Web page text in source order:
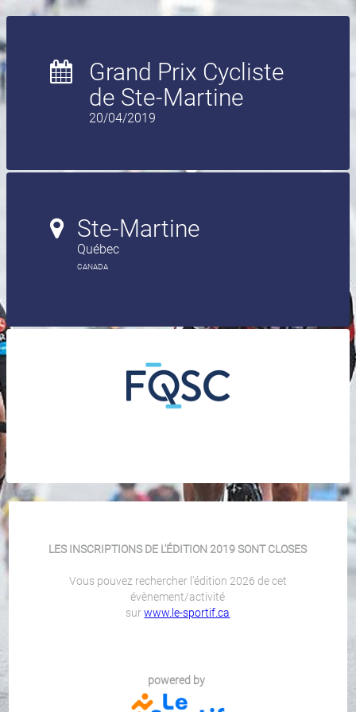
Grand Prix Cycliste
de Ste-Martine
20/04/2019
Ste-Martine
Québec
CANADA
LES INSCRIPTIONS DE L'ÉDITION 2019 SONT CLOSES
Vous pouvez rechercher l'édition 2026 de cet
évènement/activité
surwww.le-sportif.ca
powered by